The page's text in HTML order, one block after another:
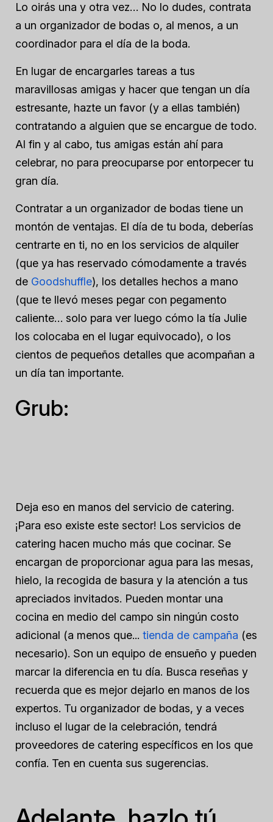
Lo oirás una y otra vez… No lo dudes, contrata
a un organizador de bodas o, al menos, a un
coordinador para el día de la boda.
En lugar de encargarles tareas a tus
maravillosas amigas y hacer que tengan un día
estresante, hazte un favor (y a ellas también)
contratando a alguien que se encargue de todo.
Al fin y al cabo, tus amigas están ahí para
celebrar, no para preocuparse por entorpecer tu
gran día.
Contratar a un organizador de bodas tiene un
montón de ventajas. El día de tu boda, deberías
centrarte en ti, no en los servicios de alquiler
(que ya has reservado cómodamente a través
de Goodshuffle), los detalles hechos a mano
(que te llevó meses pegar con pegamento
caliente… solo para ver luego cómo la tía Julie
los colocaba en el lugar equivocado), o los
cientos de pequeños detalles que acompañan a
un día tan importante.
Grub:
Deja eso en manos del servicio de catering.
¡Para eso existe este sector! Los servicios de
catering hacen mucho más que cocinar. Se
encargan de proporcionar agua para las mesas,
hielo, la recogida de basura y la atención a tus
apreciados invitados. Pueden montar una
cocina en medio del campo sin ningún costo
adicional (a menos que... tienda de campaña (es
necesario). Son un equipo de ensueño y pueden
marcar la diferencia en tu día. Busca reseñas y
recuerda que es mejor dejarlo en manos de los
expertos. Tu organizador de bodas, y a veces
incluso el lugar de la celebración, tendrá
proveedores de catering específicos en los que
confía. Ten en cuenta sus sugerencias.